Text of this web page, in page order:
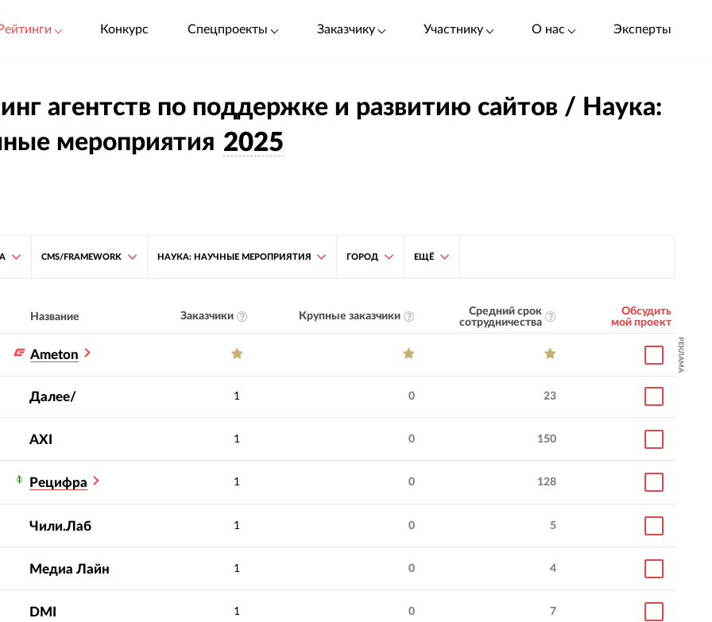
Конкурс Спецпроекты Заказчику Участнику О нас Эксперты
агентств по поддержке и развитию сайтов / Наука:
мероприятия 2025
CMS/FRAMEWORK НАУКА: НАУЧНЫЕ МЕРОПРИЯТИЯ ГОРОД ЕЩЁ
Название Заказчики Крупные заказчики
Средний срок
сотрудничества
Обсудить
мой проект
Ameton РЕКЛАМА
Далее/ 1 0 23
AXI 1 0 150
Рецифра 1 0 128
Чили.Лаб 1 0 5
Медиа Лайн 1 0 4
DMI 1 0 7